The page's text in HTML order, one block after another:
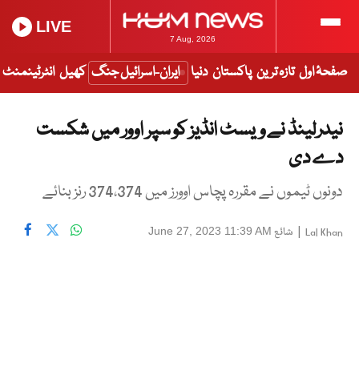
7 Aug, 2026
LIVE
صفحۂ اول تازہ ترین پاکستان دنیا ایران-اسرائیل جنگ کھیل انٹرٹینمنٹ
نیدرلینڈ نے ویسٹ انڈیز کو سپر اوور میں شکست
دے دی
دونوں ٹیموں نے مقررہ پچاس اوورز میں 374،374 رنز بنائے
Lal Khan
| شائع June 27, 2023 11:39 AM